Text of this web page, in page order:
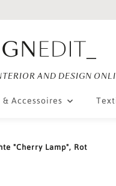
AND DESIGN
& Accessoires
"Cherry Lamp", Rot